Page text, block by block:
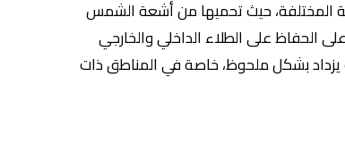
المختلفة، حيث تحميها من أشعة الشمس
الحفاظ على الطلاء الداخلي والخارجي
يزداد بشكل ملحوظ، خاصة في المناطق ذات